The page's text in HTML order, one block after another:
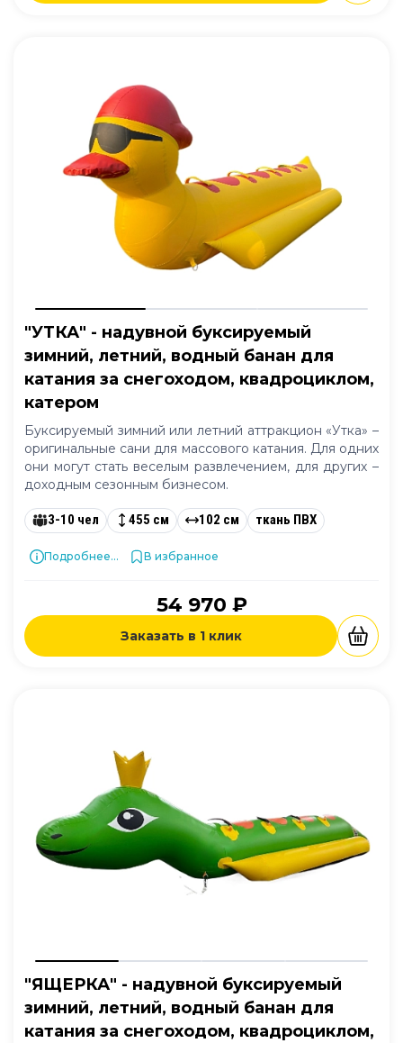
"УТКА" - надувной буксируемый
зимний, летний, водный банан для
катания за снегоходом, квадроциклом,
катером
Буксируемый зимний или летний аттракцион «Утка» –
оригинальные сани для массового катания. Для одних
они могут стать веселым развлечением, для других –
доходным сезонным бизнесом.
3-10 чел 455 см 102 см ткань ПВХ
Подробнее... В избранное
54 970 ₽
Заказать в 1 клик
"ЯЩЕРКА" - надувной буксируемый
зимний, летний, водный банан для
катания за снегоходом, квадроциклом,